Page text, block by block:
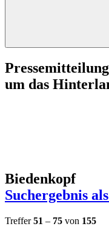
um das
Biedenkopf
Suchergebnis
Treffer51 – 75 von 155